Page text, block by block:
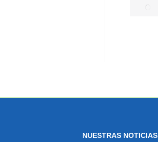
NUESTRAS NOTICIAS